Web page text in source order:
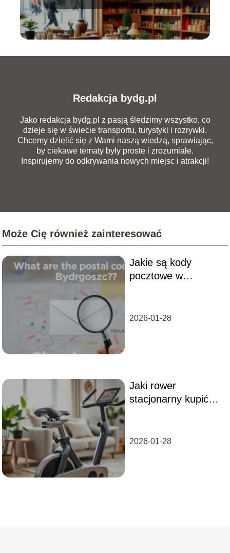
Redakcja bydg.pl
Jako redakcja bydg.pl z pasją śledzimy wszystko, co
dzieje się w świecie transportu, turystyki i rozrywki.
Chcemy dzielić się z Wami naszą wiedzą, sprawiając,
by ciekawe tematy były proste i zrozumiałe.
Inspirujemy do odkrywania nowych miejsc i atrakcji!
Może Cię również zainteresować
Jakie są kody
pocztowe w
2026-01-28
Jaki rower
stacjonarny kupić?
2026-01-28